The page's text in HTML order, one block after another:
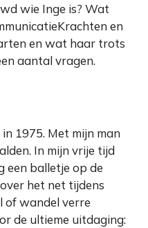
wie Inge is? Wat
en
en wat haar trots
aantal vragen.
1975. Met mijn man
In mijn vrije tijd
een balletje op de
het net tijdens
of wandel verre
de ultieme uitdaging: